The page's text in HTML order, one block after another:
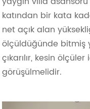
katından bir kata
net açık alan
ölçüldüğünde bitmiş
çıkarılır, kesin
görüşülmelidir.